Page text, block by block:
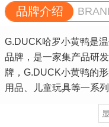
品牌介绍
G.DUCK哈罗小黄鸭是
品牌，是一家集产品研
牌，G.DUCK小黄鸭的
用品、儿童玩具等一系